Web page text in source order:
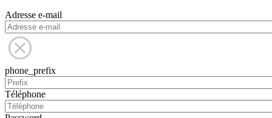
Adresse e-mail
phone_prefix
Téléphone